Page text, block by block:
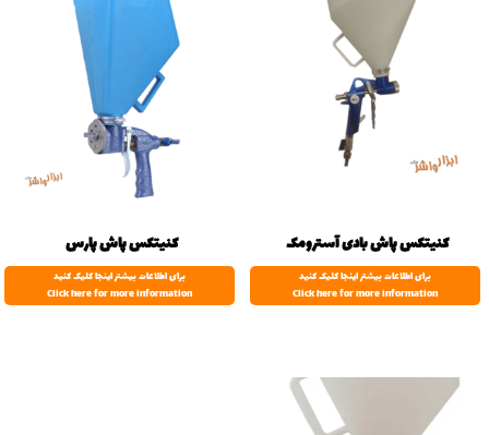
کنیتکس پاش بادی آسترومک
برای اطلاعات بیشتر اینجا کلیک کنید
Click here for more information
کنیتکس پاش پارس
برای اطلاعات بیشتر اینجا کلیک کنید
Click here for more information